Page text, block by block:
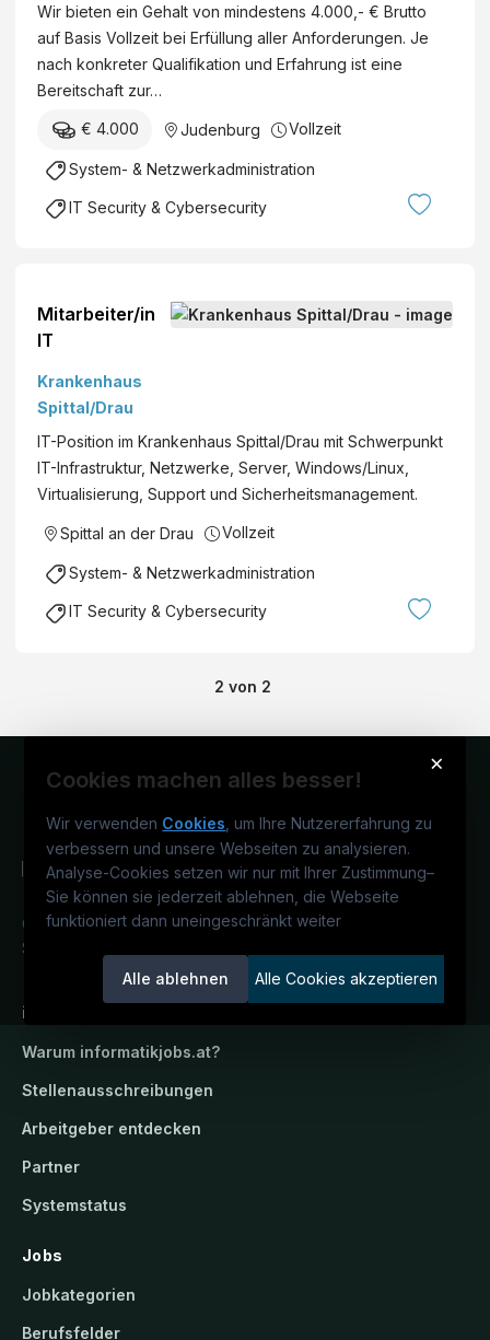
Wir bieten ein Gehalt von mindestens 4.000,- € Brutto
auf Basis Vollzeit bei Erfüllung aller Anforderungen. Je
nach konkreter Qualifikation und Erfahrung ist eine
Bereitschaft zur…
€ 4.000 Judenburg Vollzeit
System- & Netzwerkadministration
IT Security & Cybersecurity
Mitarbeiter/in
IT
Krankenhaus
Spittal/Drau
IT-Position im Krankenhaus Spittal/Drau mit Schwerpunkt
IT-Infrastruktur, Netzwerke, Server, Windows/Linux,
Virtualisierung, Support und Sicherheitsmanagement.
Spittal an der Drau Vollzeit
System- & Netzwerkadministration
IT Security & Cybersecurity
2 von 2
×
Cookies machen alles besser!
Wir verwenden Cookies , um Ihre Nutzererfahrung zu
verbessern und unsere Webseiten zu analysieren.
Analyse-Cookies setzen wir nur mit Ihrer Zustimmung–
Sie können sie jederzeit ablehnen, die Webseite
funktioniert dann uneingeschränkt weiter
Alle ablehnen Alle Cookies akzeptieren
Österreichs IT-Karriereportal.Ein
Service der candidatis GmbH.
informatikjobs.at
Warum informatikjobs.at?
Stellenausschreibungen
Arbeitgeber entdecken
Partner
Systemstatus
Jobs
Jobkategorien
Berufsfelder